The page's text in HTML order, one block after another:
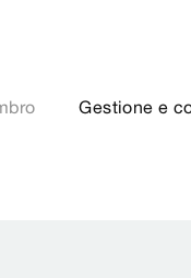
Gestione e